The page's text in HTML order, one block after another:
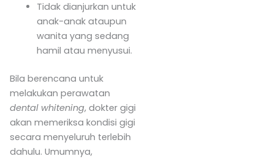
Tidak dianjurkan untuk
anak-anak ataupun
wanita yang sedang
hamil atau menyusui.
Bila berencana untuk
melakukan perawatan
dental whitening, dokter gigi
akan memeriksa kondisi gigi
secara menyeluruh terlebih
dahulu. Umumnya,